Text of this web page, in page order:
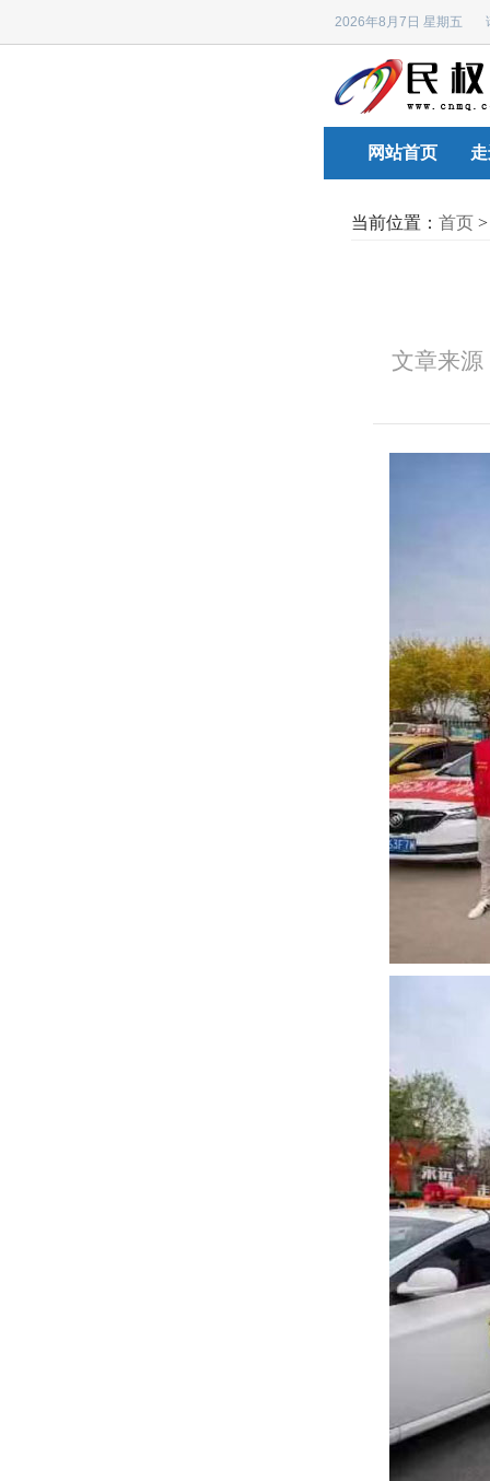
2026年8月7日 星期五
网站首页
当前位置： 首页
文章来